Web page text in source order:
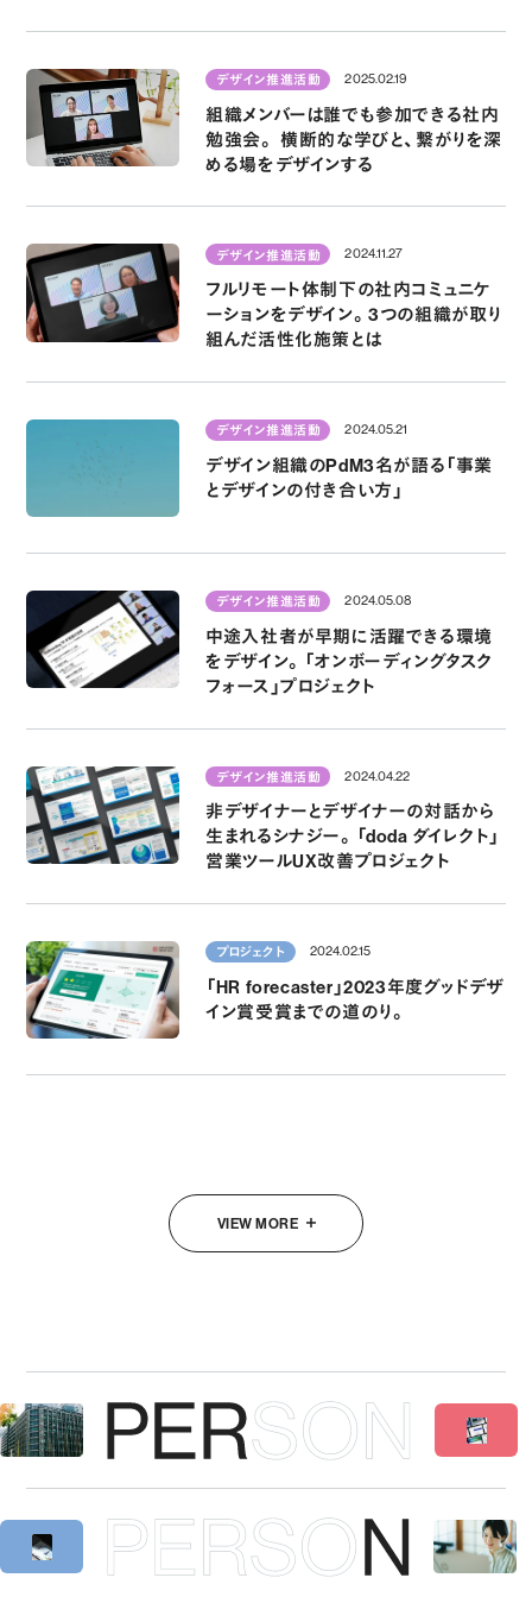
デザイン推進活動 2025.02.19
組織メンバーは誰でも参加できる社内
勉強会。 横断的な学びと、繋がりを深
める場をデザインする
デザイン推進活動 2024.11.27
フルリモート体制下の社内コミュニケ
ーションをデザイン。3つの組織が取り
組んだ活性化施策とは
デザイン推進活動 2024.05.21
デザイン組織のPdM3名が語る「事業
とデザインの付き合い方」
デザイン推進活動 2024.05.08
中途入社者が早期に活躍できる環境
をデザイン。「オンボーディングタスク
フォース」プロジェクト
デザイン推進活動 2024.04.22
非デザイナーとデザイナーの対話から
生まれるシナジー。「doda ダイレクト」
営業ツールUX改善プロジェクト
プロジェクト 2024.02.15
「HR forecaster」2023年度グッドデザ
イン賞受賞までの道のり。
VIEW MORE